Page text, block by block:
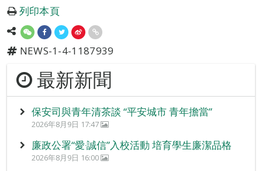
列印本頁
NEWS-1-4-1187939
最新新聞
保安司與青年清茶談 “平安城市 青年擔當”
2026年8月9日 17:47
廉政公署“愛‧誠信”入校活動 培育學生廉潔品格
2026年8月9日 16:00